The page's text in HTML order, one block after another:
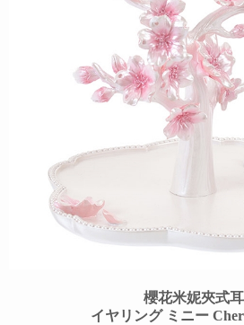
櫻花米妮夾式
イヤリング ミニー